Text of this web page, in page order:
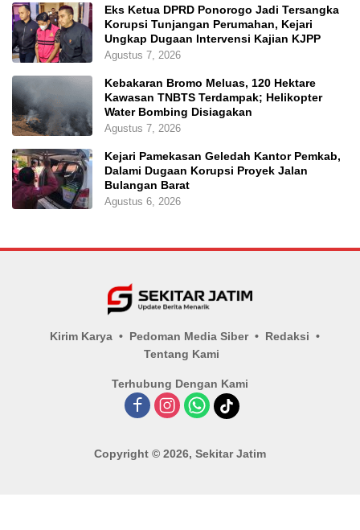
Eks Ketua DPRD Ponorogo Jadi Tersangka
Korupsi Tunjangan Perumahan, Kejari
Ungkap Dugaan Intervensi Kajian KJPP
Agustus 7, 2026
Kebakaran Bromo Meluas, 120 Hektare
Kawasan TNBTS Terdampak; Helikopter
Water Bombing Disiagakan
Agustus 7, 2026
Kejari Pamekasan Geledah Kantor Pemkab,
Dalami Dugaan Korupsi Proyek Jalan
Bulangan Barat
Agustus 6, 2026
Kirim Karya Pedoman Media Siber
Redaksi
Tentang Kami
Terhubung Dengan Kami
Copyright © 2026, Sekitar Jatim